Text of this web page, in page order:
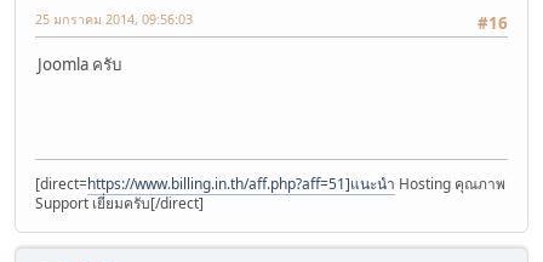
#16
25 มกราคม 2014, 09:56:03
Joomla ครับ
[direct=https://www.billing.in.th/aff.php?aff=51]แนะนำ Hosting คุณภาพ
Support เยี่ยมครับ[/direct]